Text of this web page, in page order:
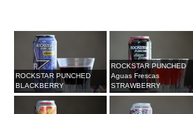
ROCKSTAR PUNCHED
BLACKBERRY
ROCKSTAR PUNCHED
Aguas Frescas
STRAWBERRY